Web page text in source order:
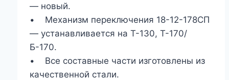
— новый.
• Механизм переключения 18-12-178СП
— устанавливается на Т-130, Т-170/
Б-170.
• Все составные части изготовлены из
качественной стали.